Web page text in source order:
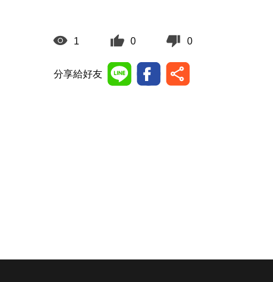
1 0 0
分享給好友